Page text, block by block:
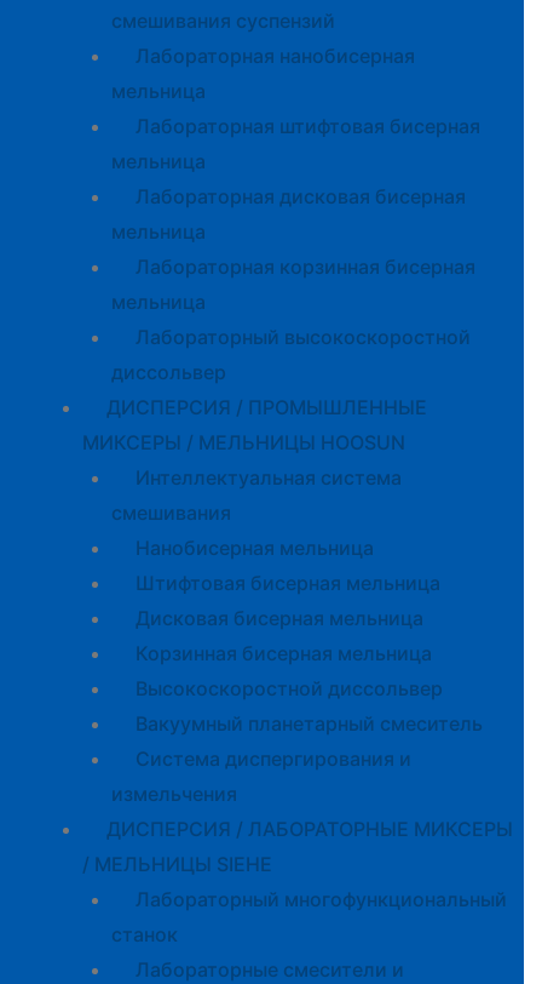
смешивания суспензий
Лабораторная нанобисерная
мельница
Лабораторная штифтовая бисерная
мельница
Лабораторная дисковая бисерная
мельница
Лабораторная корзинная бисерная
мельница
Лабораторный высокоскоростной
диссольвер
ДИСПЕРСИЯ / ПРОМЫШЛЕННЫЕ
МИКСЕРЫ / МЕЛЬНИЦЫ HOOSUN
Интеллектуальная система
смешивания
Нанобисерная мельница
Штифтовая бисерная мельница
Дисковая бисерная мельница
Корзинная бисерная мельница
Высокоскоростной диссольвер
Вакуумный планетарный смеситель
Система диспергирования и
измельчения
ДИСПЕРСИЯ / ЛАБОРАТОРНЫЕ МИКСЕРЫ
/ МЕЛЬНИЦЫ SIEHE
Лабораторный многофункциональный
станок
Лабораторные смесители и